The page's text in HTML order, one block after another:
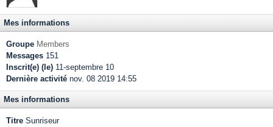
Mes informations
Groupe Members
Messages 151
Inscrit(e) (le) 11-septembre 10
Dernière activité nov. 08 2019 14:55
Mes informations
Titre Sunriseur